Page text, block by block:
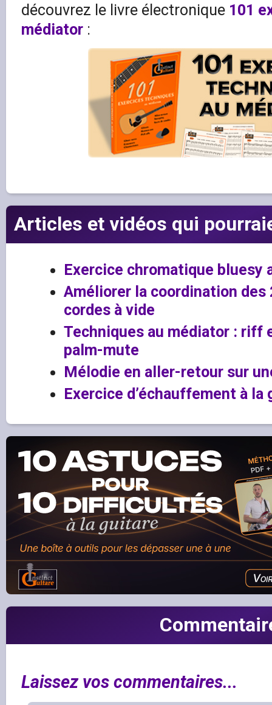
découvrez le livre électronique 101
médiator :
Articles et vidéos qui
Exercice chromatique bluesy
Améliorer la coordination des
cordes à vide
Techniques au médiator : riff
palm-mute
Mélodie en aller-retour sur
Exercice d’échauffement à la
Laissez vos commentaires...